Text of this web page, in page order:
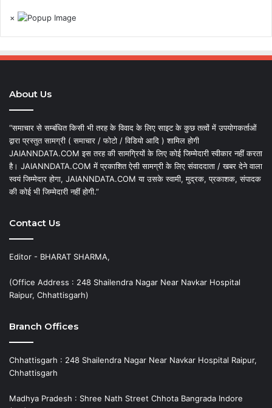
×
About Us
“समाचार से सम्बंधित किसी भी तरह के विवाद के लिए साइट के कुछ तत्वों में उपयोगकर्ताओं
द्वारा प्रस्तुत सामग्री ( समाचार / फोटो / विडियो आदि ) शामिल होगी
JAIANNDATA.COM इस तरह की सामग्रियों के लिए कोई जिम्मेदारी स्वीकार नहीं करता
है। JAIANNDATA.COM में प्रकाशित ऐसी सामग्री के लिए संवाददाता / खबर देने वाला
स्वयं जिम्मेदार होगा, JAIANNDATA.COM या उसके स्वामी, मुद्रक, प्रकाशक, संपादक
की कोई भी जिम्मेदारी नहीं होगी.”
Contact Us
Editor - BHARAT SHARMA,
(Office Address : 248 Shailendra Nagar Near Navkar Hospital
Raipur, Chhattisgarh)
Branch Offices
Chhattisgarh : 248 Shailendra Nagar Near Navkar Hospital Raipur,
Chhattisgarh
Madhya Pradesh : Shree Nath Street Chhota Bangrada Indore